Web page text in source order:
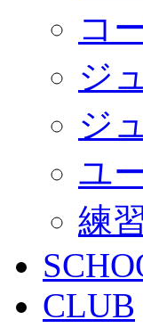
コ
ジ
ジ
ユ
練
CLUB